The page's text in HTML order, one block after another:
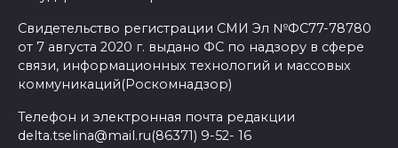
Свидетельство регистрации СМИ Эл №ФС77-78780
от 7 августа 2020 г. выдано ФС по надзору в сфере
связи, информационных технологий и массовых
коммуникаций(Роскомнадзор)
Телефон и электронная почта редакции
delta.tselina@mail.ru(86371) 9-52- 16